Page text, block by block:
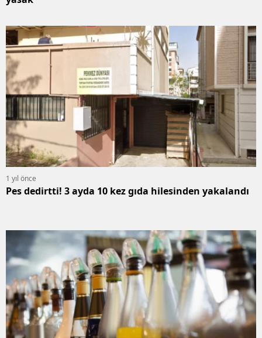
1 yıl önce
Pes dedirtti! 3 ayda 10 kez gıda hilesinden yakalandı